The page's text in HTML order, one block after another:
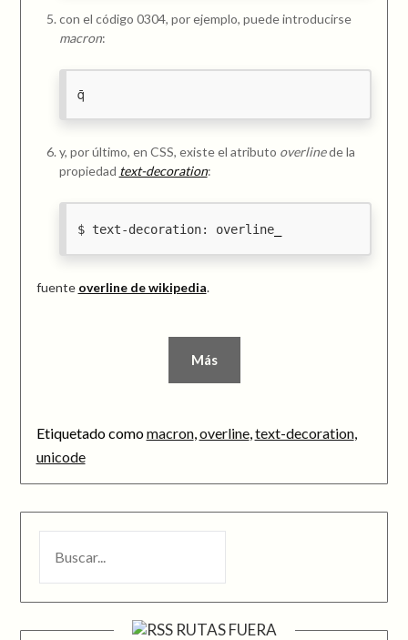
con el código 0304, por ejemplo, puede introducirse
macron:
q̄
y, por último, en CSS, existe el atributo overlinede la
propiedad text-decoration:
text-decoration: overline
fuente overline de wikipedia.
Más
Etiquetado comomacron, overline, text-decoration,
unicode
RUTAS FUERA